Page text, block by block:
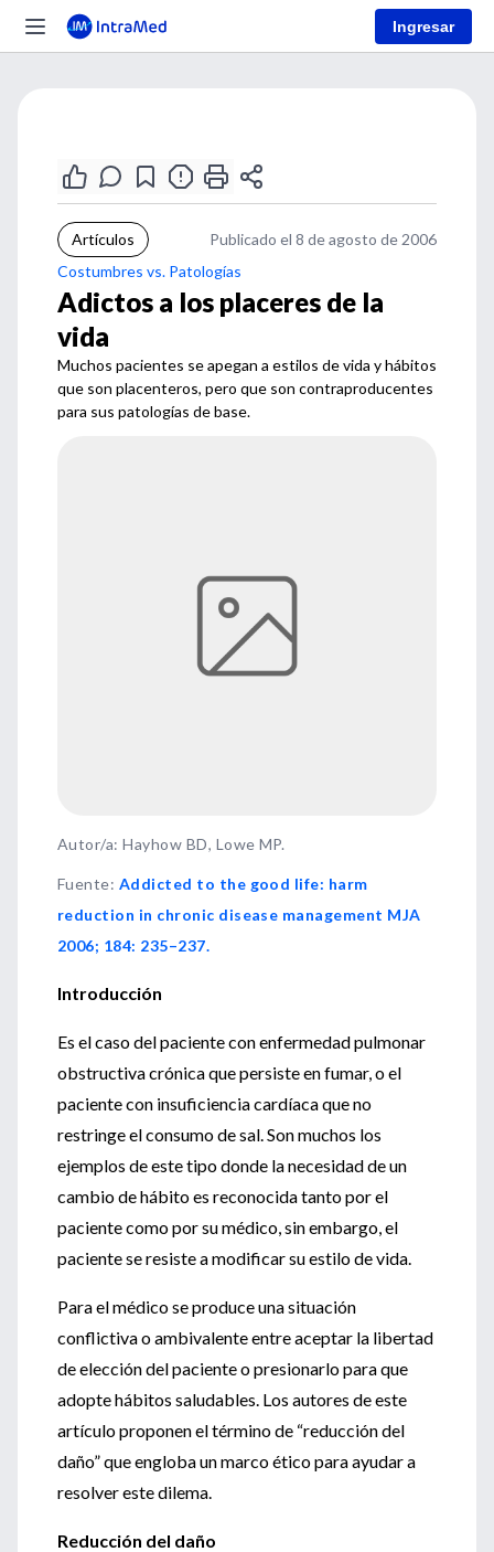
Ingresar
Artículos
Publicado el 8 de agosto de 2006
Costumbres vs. Patologías
Adictos a los placeres de la
vida
Muchos pacientes se apegan a estilos de vida y hábitos
que son placenteros, pero que son contraproducentes
para sus patologías de base.
Autor/a: Hayhow BD, Lowe MP.
Fuente: Addicted to the good life: harm
reduction in chronic disease management MJA
2006; 184: 235–237.
Introducción
Es el caso del paciente con enfermedad pulmonar
obstructiva crónica que persiste en fumar, o el
paciente con insuficiencia cardíaca que no
restringe el consumo de sal. Son muchos los
ejemplos de este tipo donde la necesidad de un
cambio de hábito es reconocida tanto por el
paciente como por su médico, sin embargo, el
paciente se resiste a modificar su estilo de vida.
Para el médico se produce una situación
conflictiva o ambivalente entre aceptar la libertad
de elección del paciente o presionarlo para que
adopte hábitos saludables. Los autores de este
artículo proponen el término de “reducción del
daño” que engloba un marco ético para ayudar a
resolver este dilema.
Reducción del daño